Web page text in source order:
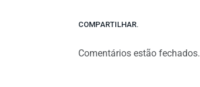
COMPARTILHAR.
Comentários estão fechados.